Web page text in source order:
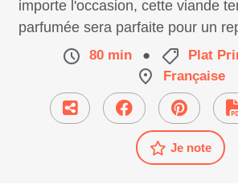
importe l'occasion, cette viande
parfumée sera parfaite pour un
80 min ● Plat
Française
Je note